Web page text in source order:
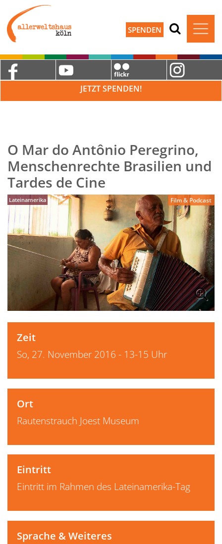
SPENDEN
JETZT SPENDEN!
O Mar do Antônio Peregrino,
Menschenrechte Brasilien und
Tardes de Cine
Lateinamerika Film & Podcast
Zeit
So, 27. November 2016 - 13-15 Uhr
Ort
Rautenstrauch Joest Museum
Eintritt
Eintritt im Rahmen des Lateinamerika-Tag
Sprache & Weiteres